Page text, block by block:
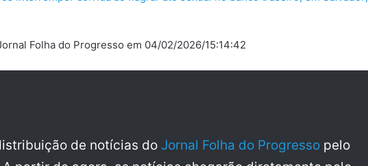
Folha do Progresso em 04/02/2026/15:14:42
de notícias do Jornal Folha do Progresso pelo